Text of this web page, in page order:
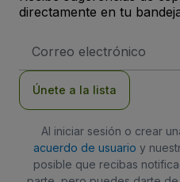
directamente en tu
de
Únete a la lista
Al iniciar sesión o crear
acuerdo de usuario y
posible que recibas